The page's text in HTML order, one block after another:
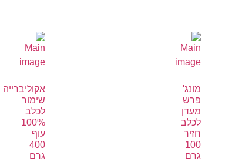
מונג'
פרש
מעדן
לכלב
חזיר
100
גרם
אקוליברייה
שימור
לכלב
100%
עוף
400
גרם